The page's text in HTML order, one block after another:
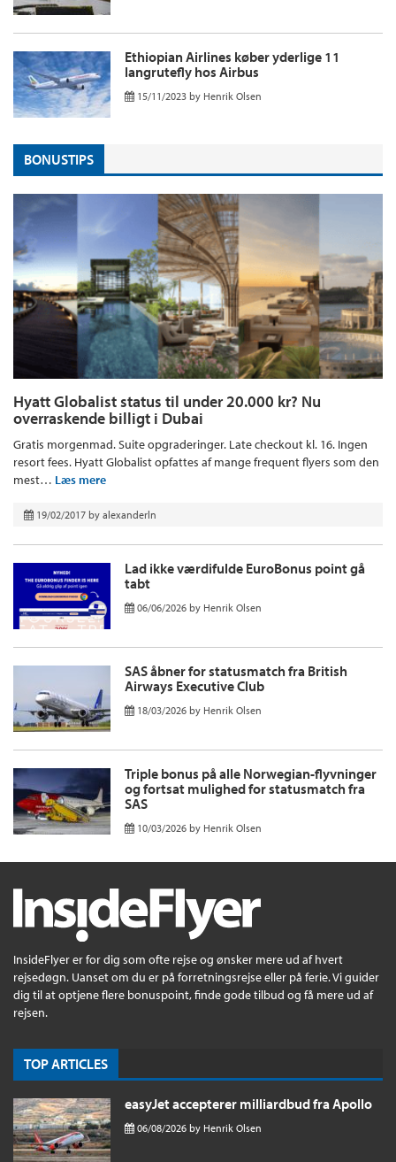
Ethiopian Airlines køber yderlige 11
langrutefly hos Airbus
15/11/2023 by Henrik Olsen
BONUSTIPS
Hyatt Globalist status til under 20.000 kr? Nu
overraskende billigt i Dubai
Gratis morgenmad. Suite opgraderinger. Late checkout kl. 16. Ingen
resort fees. Hyatt Globalist opfattes af mange frequent flyers som den
mest… Læs mere
19/02/2017 by alexanderln
Lad ikke værdifulde EuroBonus point gå
tabt
06/06/2026 by Henrik Olsen
SAS åbner for statusmatch fra British
Airways Executive Club
18/03/2026 by Henrik Olsen
Triple bonus på alle Norwegian-flyvninger
og fortsat mulighed for statusmatch fra
SAS
10/03/2026 by Henrik Olsen
InsideFlyer er for dig som ofte rejse og ønsker mere ud af hvert
rejsedøgn. Uanset om du er på forretningsrejse eller på ferie. Vi guider
dig til at optjene flere bonuspoint, finde gode tilbud og få mere ud af
rejsen.
TOP ARTICLES
easyJet accepterer milliardbud fra Apollo
06/08/2026 by Henrik Olsen